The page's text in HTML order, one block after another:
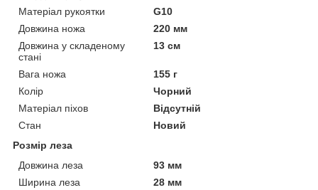
Матеріал рукоятки
G10
Довжина ножа
220 мм
Довжина у складеному
стані
13 см
Вага ножа
155 г
Колір
Чорний
Матеріал піхов
Відсутній
Стан
Новий
Розмір леза
Довжина леза
93 мм
Ширина леза
28 мм